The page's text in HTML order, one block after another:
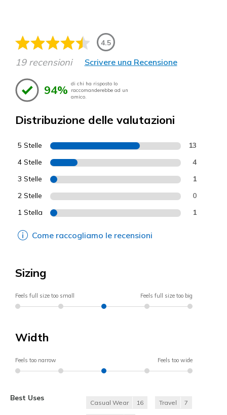
4.5
19 recensioni Scrivere una Recensione
94% di chi ha risposto lo
raccomanderebbe ad un
amico.
Distribuzione delle valutazioni
5 Stelle 13
4 Stelle 4
3 Stelle 1
2 Stelle 0
1 Stella 1
Come raccogliamo le recensioni
Sizing
Feels full size too small Feels full size too big
Width
Feels too narrow Feels too wide
Best Uses
Casual Wear 16 Travel 7